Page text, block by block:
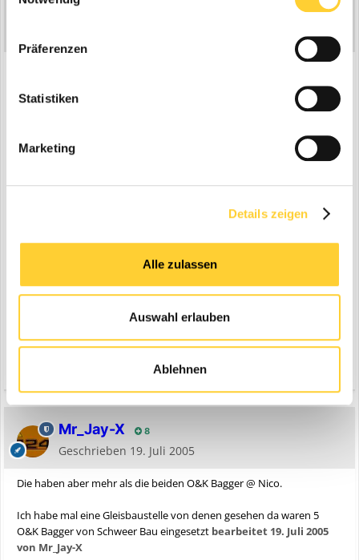
Präferenzen
Statistiken
Marketing
Details zeigen
Alle zulassen
Auswahl erlauben
Ablehnen
Mr_Jay-X 8
Geschrieben 19. Juli 2005
Die haben aber mehr als die beiden O&K Bagger @ Nico.
Ich habe mal eine Gleisbaustelle von denen gesehen da waren 5
O&K Bagger von Schweer Bau eingesetzt bearbeitet 19. Juli 2005
von Mr_Jay-X